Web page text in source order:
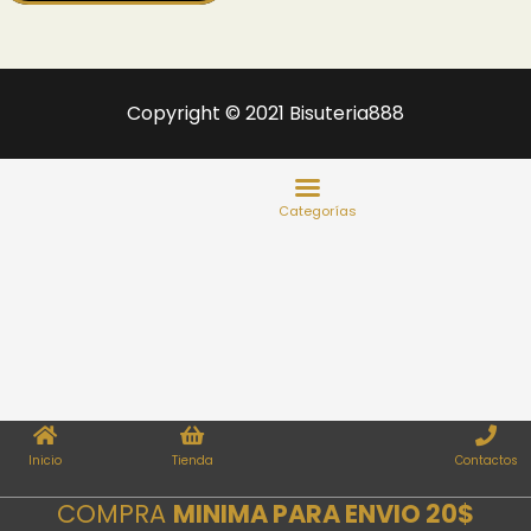
Copyright © 2021 Bisuteria888
Inicio Tienda Contactos
COMPRA MINIMA PARA ENVIO 20$